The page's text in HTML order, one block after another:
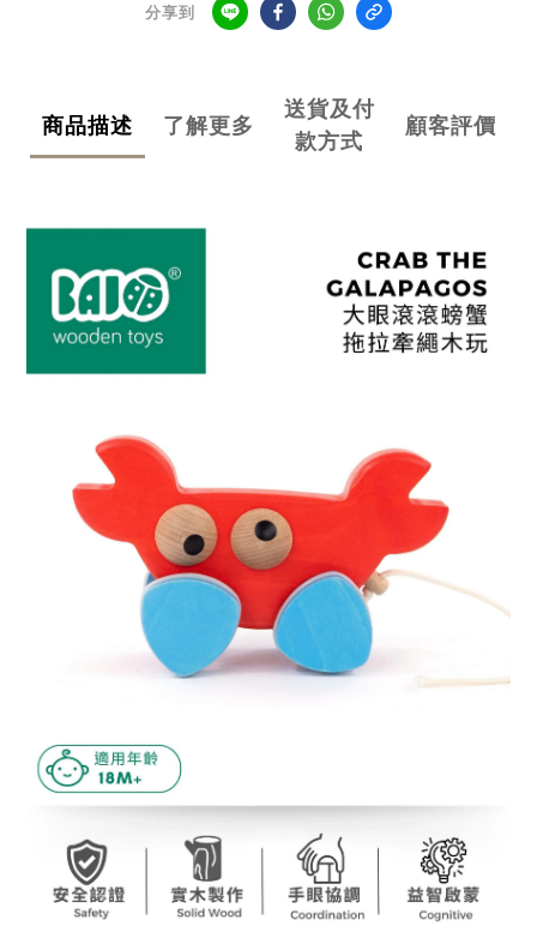
分享到
商品描述 了解更多
送貨及付
款方式
顧客評價